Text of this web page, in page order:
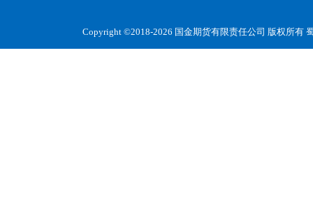
Copyright ©2018-2026 国金期货有限责任公司 版权所有